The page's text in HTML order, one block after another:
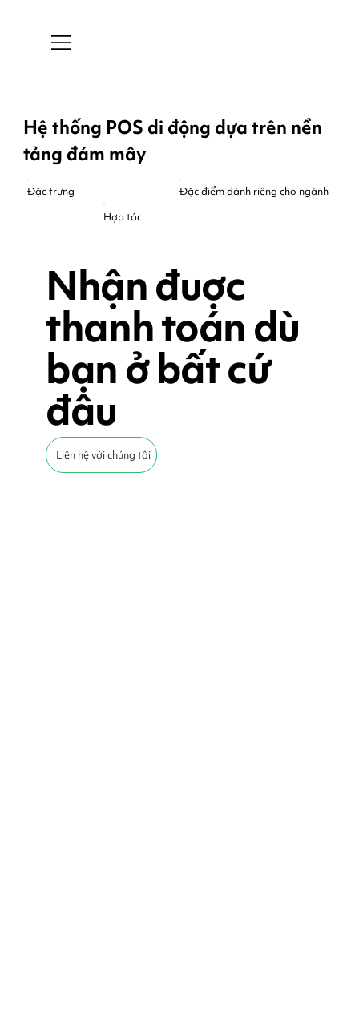
Hệ thống POS di động dựa trên nền
tảng đám mây
Đặc trưng
Đặc điểm dành riêng cho ngành
Hợp tác
Nhận đuợc
thanh toán dù
bạn ở bất cứ
đâu
Liên hệ với chúng tôi